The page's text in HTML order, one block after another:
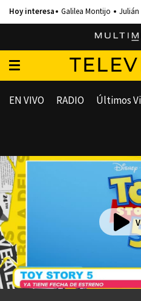
Galilea Montijo Julián
EN VIVO RADIO Últimos